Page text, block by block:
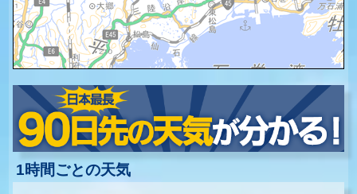
1時間ごとの天気